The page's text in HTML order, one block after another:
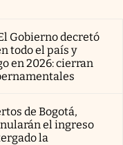
Gobierno decretó
todo el país y
en 2026: cierran
de Bogotá,
el ingreso
la